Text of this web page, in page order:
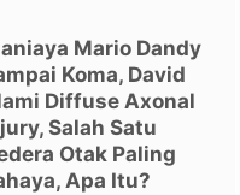
Mario Dandy
Koma, David
Diffuse Axonal
Salah Satu
Otak Paling
Apa Itu?